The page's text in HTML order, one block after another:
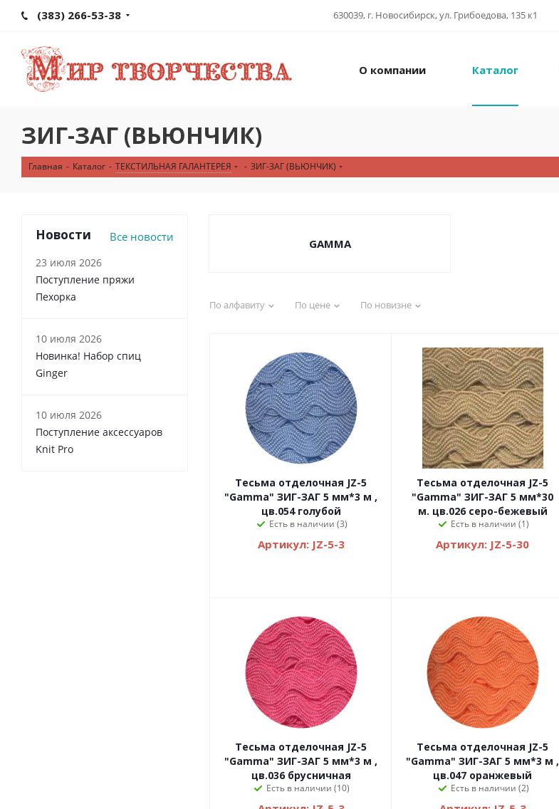
(383) 266-53-38 630039, г. Новосибирск, ул. Грибоедова, 135 к1
О компании Каталог
ЗИГ-ЗАГ (ВЬЮНЧИК)
Главная - Каталог - ТЕКСТИЛЬНАЯ ГАЛАНТЕРЕЯ - ЗИГ-ЗАГ (ВЬЮНЧИК)
GAMMA
По алфавиту По цене По новизне
Тесьма отделочная JZ-5
"Gamma" ЗИГ-ЗАГ 5 мм*3 м ,
цв.054 голубой
Есть в наличии (3)
Артикул: JZ-5-3
Тесьма отделочная JZ-5
"Gamma" ЗИГ-ЗАГ 5 мм*30
м. цв.026 серо-бежевый
Есть в наличии (1)
Артикул: JZ-5-30
Тесьма отделочная JZ-5
"Gamma" ЗИГ-ЗАГ 5 мм*3 м ,
цв.036 брусничная
Есть в наличии (10)
Тесьма отделочная JZ-5
"Gamma" ЗИГ-ЗАГ 5 мм*3 м ,
цв.047 оранжевый
Есть в наличии (2)
Новости Все новости
23 июля 2026
Поступление пряжи
Пехорка
10 июля 2026
Новинка! Набор спиц
Ginger
10 июля 2026
Поступление аксессуаров
Knit Pro